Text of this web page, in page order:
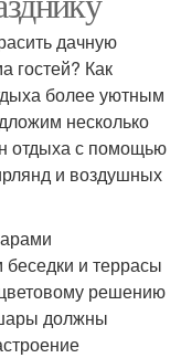
дачную
гостей? Как
более уютным
несколько
отдыха с помощью
и воздушных
и террасы
решению
должны